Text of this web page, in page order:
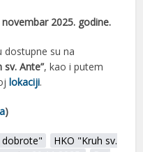
2025. godine.
su na
sv. Ante”, kao i putem
lokaciji.
)
dobrote"
HKO "Kruh sv.